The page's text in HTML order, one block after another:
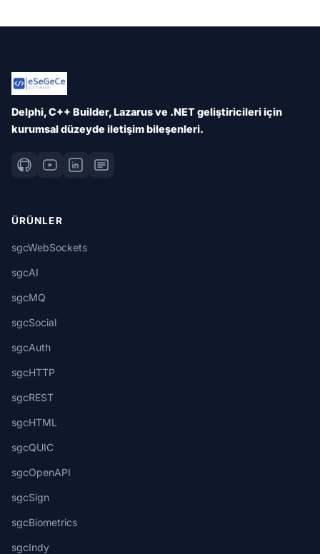
Delphi, C++ Builder, Lazarus ve .NET geliştiricileri için
kurumsal düzeyde iletişim bileşenleri.
ÜRÜNLER
sgcWebSockets
sgcAI
sgcMQ
sgcSocial
sgcAuth
sgcHTTP
sgcREST
sgcHTML
sgcQUIC
sgcOpenAPI
sgcSign
sgcBiometrics
sgcIndy